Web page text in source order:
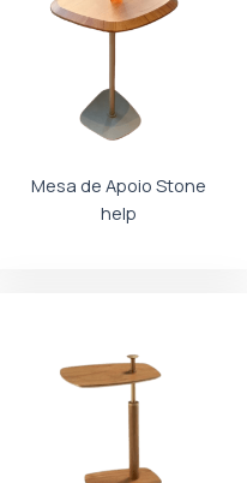
Mesa de Apoio Stone
help